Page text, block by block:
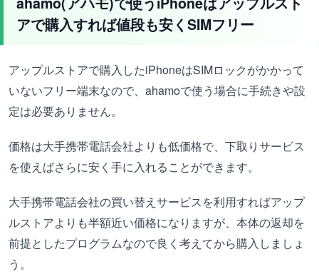
アで購入すれば値段も安くSIMフリー
アップルストアで購入したiPhoneはSIMロックがかかって
いないフリー端末なので、ahamoで使う場合に手続きや設
定は必要ありません。
価格は大手携帯電話会社よりも低価格で、下取りサービス
を使えばさらに安く手に入れることができます。
大手携帯電話会社の買い替えサービスを利用すればアップ
ルストアよりも半額近い価格になりますが、本体の返却を
前提としたプログラムなので良く考えてから購入しましょ
う。